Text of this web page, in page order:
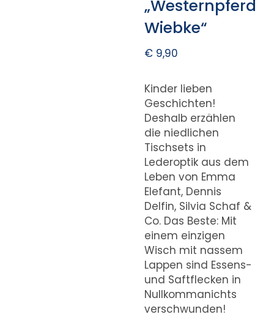
„Westernpferd
Wiebke“
€9,90
Kinder lieben
Geschichten!
Deshalb erzählen
die niedlichen
Tischsets in
Lederoptik aus dem
Leben von Emma
Elefant, Dennis
Delfin, Silvia Schaf &
Co. Das Beste: Mit
einem einzigen
Wisch mit nassem
Lappen sind Essens-
und Saftflecken in
Nullkommanichts
verschwunden!